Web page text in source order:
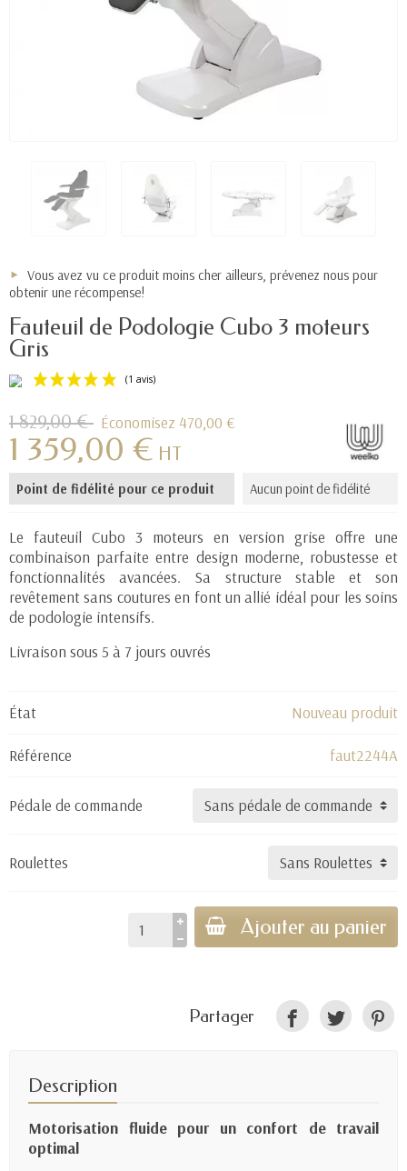
Vous avez vu ce produit moins cher ailleurs, prévenez nous pour
obtenir une récompense!
Fauteuil de Podologie Cubo 3 moteurs
Gris
1 829,00 € Économisez 470,00 €
1 359,00 € HT
Point de fidélité pour ce produit Aucun point de fidélité
Le fauteuil Cubo 3 moteurs en version grise offre une
combinaison parfaite entre design moderne, robustesse et
fonctionnalités avancées. Sa structure stable et son
revêtement sans coutures en font un allié idéal pour les soins
de podologie intensifs.
Livraison sous 5 à 7 jours ouvrés
État Nouveau produit
Référence faut2244A
Pédale de commande
Roulettes
Ajouter au panier
Partager
Description
Motorisation fluide pour un confort de travail
optimal